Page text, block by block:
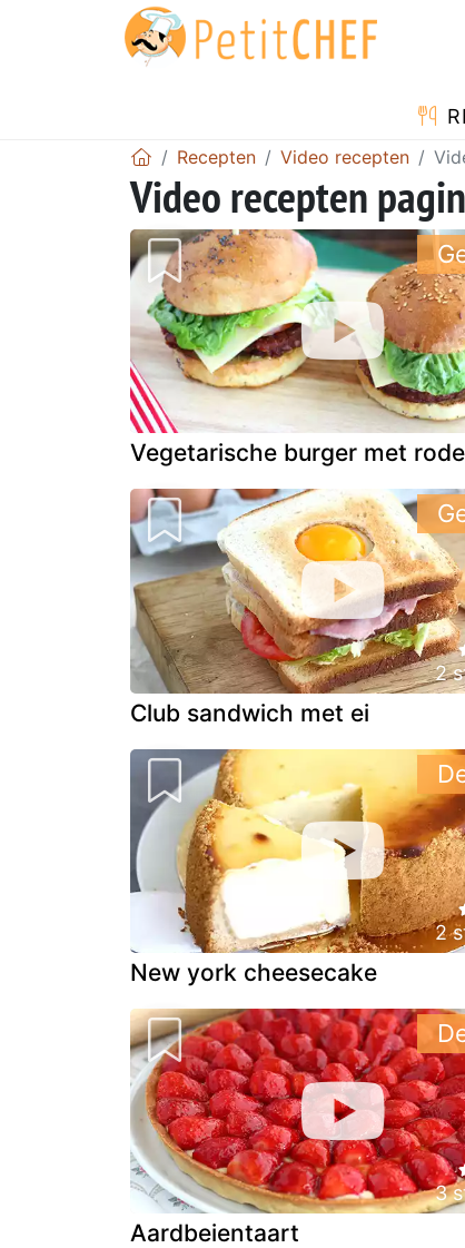
Recepten Video recepten
Video recepten
Vegetarische burger met
2
Club sandwich met ei
2
New york cheesecake
3
Aardbeientaart